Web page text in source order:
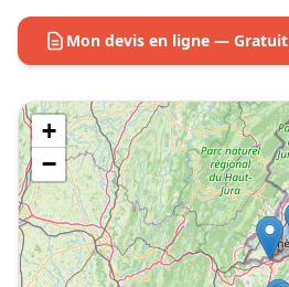
Mon devis en ligne — Gratuit
+
−